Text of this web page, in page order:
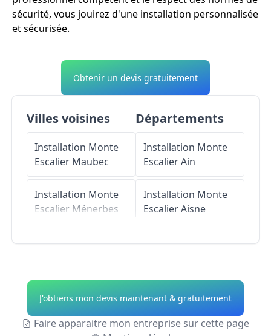
sécurité, vous jouirez d'une installation personnalisée
et sécurisée.
Obtenir un devis gratuitement
Villes voisines
Installation Monte
Escalier Maubec
Installation Monte
Escalier Ménerbes
Installation Monte
EscalierRobion
Départements
Installation Monte
EscalierAin
Installation Monte
EscalierAisne
Installation Monte
EscalierAlpes-de-
Haute-Provence
J'obtiens mon devis maintenant & gratuitement
Faire apparaitre mon entreprise sur cette page